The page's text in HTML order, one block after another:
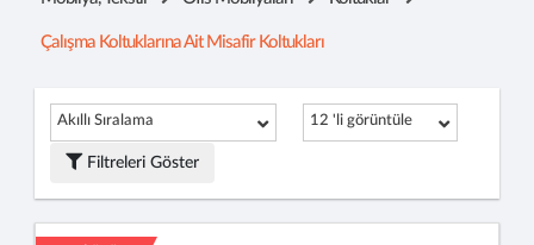
Çalışma Koltuklarına Ait Misafir Koltukları
Akıllı Sıralama 12 'li görüntüle
Filtreleri Göster